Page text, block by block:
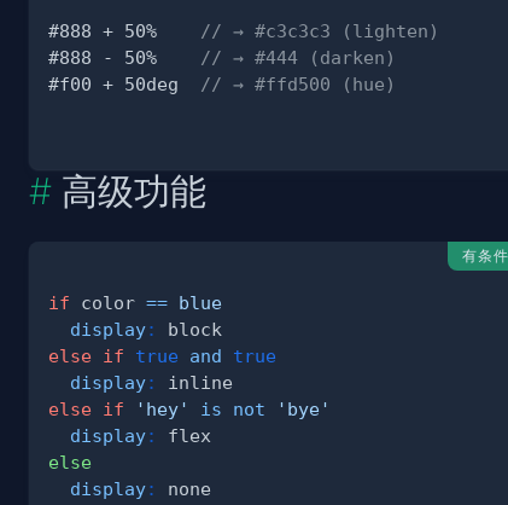
#888 + 50%
// → #c3c3c3 (lighten)
#888 - 50%
// → #444 (darken)
#f00 + 50deg
// → #ffd500 (hue)
高级功能
有条
if color == blue
display:
block
else if true and
true
display:
inline
else if 'hey' is not
'bye'
display:
flex
else
display: none